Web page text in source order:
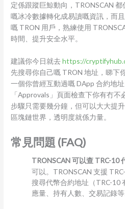
定係跟蹤巨鯨動向，TRONSCAN
嘅冰冷數據轉化成易讀嘅資訊，而
嘅 TRON 用戶，熟練使用
時間、提升安全水平。
建議你今日就去https://
先搜尋你自己嘅 TRON 地址，睇下
一個你曾經互動過嘅 DApp 合約地
「Approvals」頁面檢查下你有冇
步驟只需要幾分鐘，但可以大大提
區塊鏈世界，透明度就係力量。
常見問題 (FAQ)
TRONSCAN 可以查 TRC-10
可以。TRONSCAN 支援
搜尋代幣合約地址（TRC-10
應量、持有人數、交易記錄等